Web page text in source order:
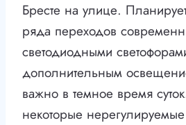
Бресте на улице.
ряда переходов
светодиодными
дополнительным
важно в темное время
некоторые